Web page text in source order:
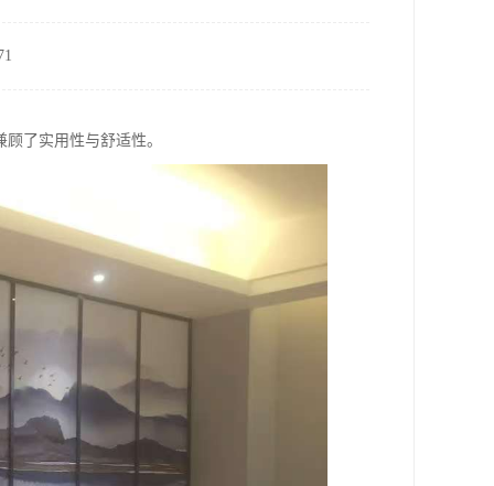
了实用性与舒适性。